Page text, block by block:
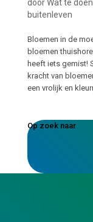
doorWat te
buitenleven
Bloemen in de
bloemen
heeft iets gemist!
kracht van
een vrolijk en
Op zoek naar